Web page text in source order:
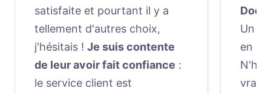
satisfaite et pourtant il y a
tellement d'autres choix,
j'hésitais ! Je suis contente
de leur avoir fait confiance :
le service client est
Un
en